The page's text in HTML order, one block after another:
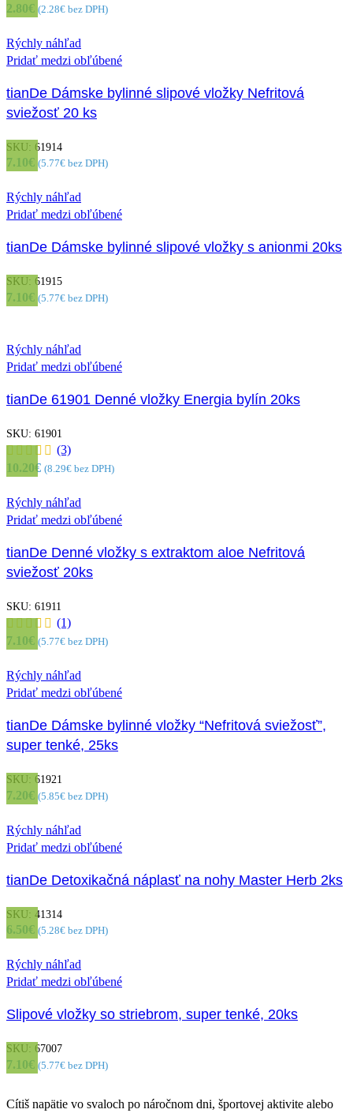
2.80€ (2.28€ bez DPH)
Rýchly náhľad
Pridať medzi obľúbené
tianDe Dámske bylinné slipové vložky Nefritová
sviežosť 20 ks
SKU: 61914
7.10€ (5.77€ bez DPH)
Rýchly náhľad
Pridať medzi obľúbené
tianDe Dámske bylinné slipové vložky s anionmi 20ks
SKU: 61915
7.10€ (5.77€ bez DPH)
Rýchly náhľad
Pridať medzi obľúbené
tianDe 61901 Denné vložky Energia bylín 20ks
SKU: 61901
(3)
10.20€ (8.29€ bez DPH)
Rýchly náhľad
Pridať medzi obľúbené
tianDe Denné vložky s extraktom aloe Nefritová
sviežosť 20ks
SKU: 61911
(1)
7.10€ (5.77€ bez DPH)
Rýchly náhľad
Pridať medzi obľúbené
tianDe Dámske bylinné vložky “Nefritová sviežosť”,
super tenké, 25ks
SKU: 61921
7.20€ (5.85€ bez DPH)
Rýchly náhľad
Pridať medzi obľúbené
tianDe Detoxikačná náplasť na nohy Master Herb 2ks
SKU: 41314
6.50€ (5.28€ bez DPH)
Rýchly náhľad
Pridať medzi obľúbené
Slipové vložky so striebrom, super tenké, 20ks
SKU: 67007
7.10€ (5.77€ bez DPH)
Cítiš napätie vo svaloch po náročnom dni, športovej aktivite alebo